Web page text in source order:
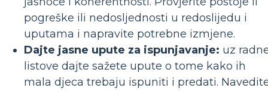
pogreške ili nedosljednosti u redoslijedu i
uputama i napravite potrebne izmjene.
Dajte jasne upute za ispunjavanje: uz
listove dajte sažete upute o tome kako ih
mala djeca trebaju ispuniti i predati.